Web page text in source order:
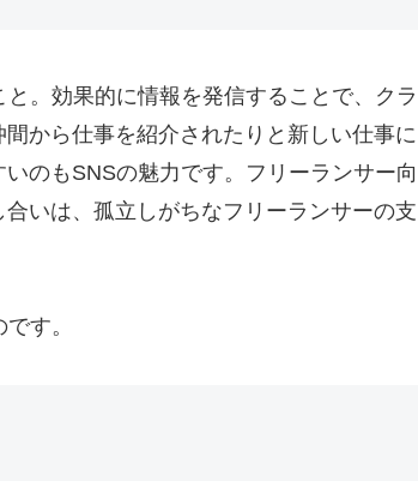
。効果的に情報を発信することで、クラ
から仕事を紹介されたりと新しい仕事に
のもSNSの魅力です。フリーランサー向
いは、孤立しがちなフリーランサーの支
す。